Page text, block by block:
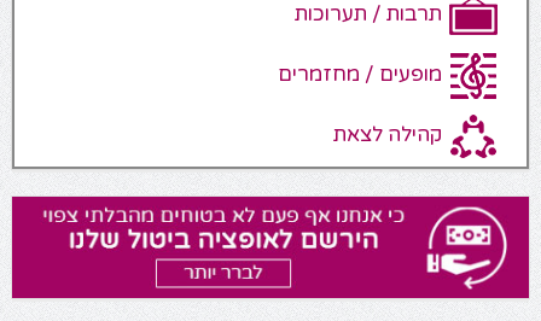
תרבות / תערוכות
מופעים / מחזמרים
קהילה לצאת